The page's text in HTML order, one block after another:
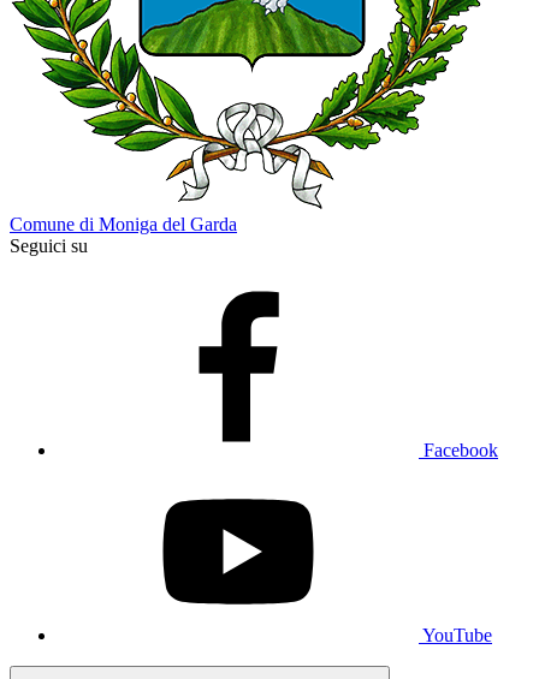
Comune di Moniga del Garda
Seguici su
Facebook
YouTube